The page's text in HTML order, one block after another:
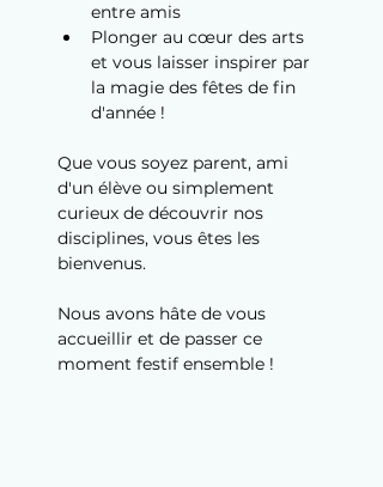
entre amis
Plonger au cœur des arts
et vous laisser inspirer par
la magie des fêtes de fin
d'année !
Que vous soyez parent, ami
d'un élève ou simplement
curieux de découvrir nos
disciplines, vous êtes les
bienvenus.
Nous avons hâte de vous
accueillir et de passer ce
moment festif ensemble !